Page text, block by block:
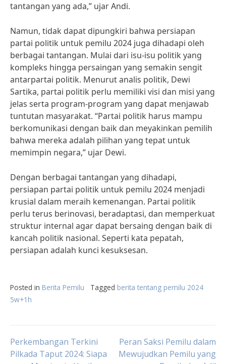
tantangan yang ada,” ujar Andi.
Namun, tidak dapat dipungkiri bahwa persiapan
partai politik untuk pemilu 2024 juga dihadapi oleh
berbagai tantangan. Mulai dari isu-isu politik yang
kompleks hingga persaingan yang semakin sengit
antarpartai politik. Menurut analis politik, Dewi
Sartika, partai politik perlu memiliki visi dan misi yang
jelas serta program-program yang dapat menjawab
tuntutan masyarakat. “Partai politik harus mampu
berkomunikasi dengan baik dan meyakinkan pemilih
bahwa mereka adalah pilihan yang tepat untuk
memimpin negara,” ujar Dewi.
Dengan berbagai tantangan yang dihadapi,
persiapan partai politik untuk pemilu 2024 menjadi
krusial dalam meraih kemenangan. Partai politik
perlu terus berinovasi, beradaptasi, dan memperkuat
struktur internal agar dapat bersaing dengan baik di
kancah politik nasional. Seperti kata pepatah,
persiapan adalah kunci kesuksesan.
Posted in Berita Pemilu Tagged berita tentang pemilu 2024
5w+1h
Post
Perkembangan Terkini
Pilkada Taput 2024: Siapa
Peran Saksi Pemilu dalam
Mewujudkan Pemilu yang